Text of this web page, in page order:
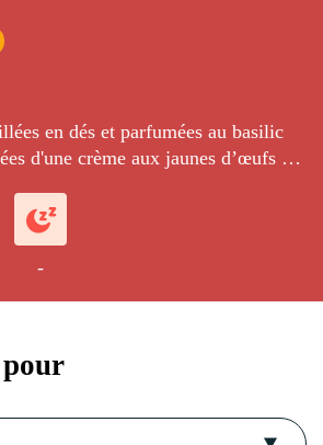
en dés et parfumées au basilic
d'une crème aux jaunes d’œufs et
-